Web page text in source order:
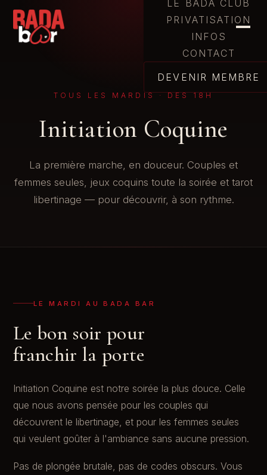
LE BADA CLUB
PRIVATISATION
INFOS
CONTACT
DEVENIR MEMBRE
TOUS LES MARDIS · DÈS 18H
Initiation Coquine
La première marche, en douceur. Couples et
femmes seules, jeux coquins toute la soirée et tarot
libertinage — pour découvrir, à son rythme.
LE MARDI AU BADA BAR
Le bon soir pour
franchir la porte
Initiation Coquine est notre soirée la plus douce. Celle
que nous avons pensée pour les couples qui
découvrent le libertinage, et pour les femmes seules
qui veulent goûter à l'ambiance sans aucune pression.
Pas de plongée brutale, pas de codes obscurs. Vous